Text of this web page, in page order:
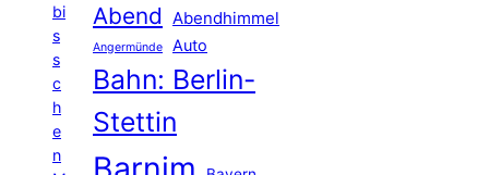
bi
s
s
c
h
e
n
Abend Abendhimmel
Angermünde Auto
Bahn: Berlin-
Stettin